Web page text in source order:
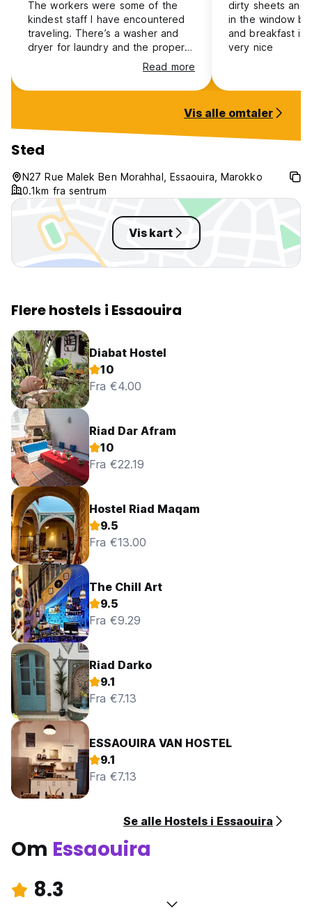
The workers were some of the
kindest staff I have encountered
traveling. There’s a washer and
dryer for laundry and the property
was clean and it’s a location with
everything in walking distance.
Read more
dirty sheets and
in the window
and breakfast
very nice
Vis alle omtaler
Sted
N27 Rue Malek Ben Morahhal, Essaouira, Marokko
0.1km fra sentrum
Vis kart
Flere hostels i Essaouira
Diabat Hostel
10
Fra €4.00
Riad Dar Afram
10
Fra €22.19
Hostel Riad Maqam
9.5
Fra €13.00
The Chill Art
9.5
Fra €9.29
Riad Darko
9.1
Fra €7.13
ESSAOUIRA VAN HOSTEL
9.1
Fra €7.13
Se alle Hostels i Essaouira
Om Essaouira
8.3